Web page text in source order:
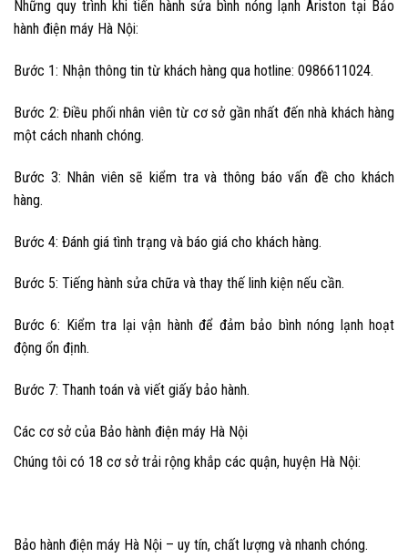
Những quy trình khi tiến hành sửa bình nóng lạnh Ariston tại Bảo
hành điện máy Hà Nội:
Bước 1: Nhận thông tin từ khách hàng qua hotline: 0986611024.
Bước 2: Điều phối nhân viên từ cơ sở gần nhất đến nhà khách hàng
một cách nhanh chóng.
Bước 3: Nhân viên sẽ kiểm tra và thông báo vấn đề cho khách
hàng.
Bước 4: Đánh giá tình trạng và báo giá cho khách hàng.
Bước 5: Tiếng hành sửa chữa và thay thế linh kiện nếu cần.
Bước 6: Kiểm tra lại vận hành để đảm bảo bình nóng lạnh hoạt
động ổn định.
Bước 7: Thanh toán và viết giấy bảo hành.
Các cơ sở của Bảo hành điện máy Hà Nội
Chúng tôi có 18 cơ sở trải rộng khắp các quận, huyện Hà Nội:
Bảo hành điện máy Hà Nội – uy tín, chất lượng và nhanh chóng.